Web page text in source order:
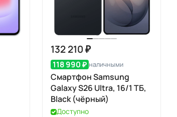
132 210 ₽
118 990 ₽ наличными
Смартфон Samsung
Galaxy S26 Ultra, 16/1 ТБ,
Black (чёрный)
Доступно